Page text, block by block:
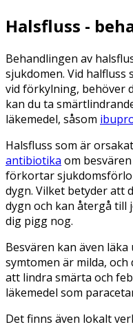
Halsfluss -
Behandlingen av
sjukdomen. Vid halfluss
vid förkylning, behöver
kan du ta
läkemedel, såsom
Halsfluss som är
antibiotika om
förkortar
dygn. Vilket betyder att
dygn och kan återgå till
dig pigg nog.
Besvären kan även
symtomen är milda,
att lindra smärta och
läkemedel som
Det finns även lokalt